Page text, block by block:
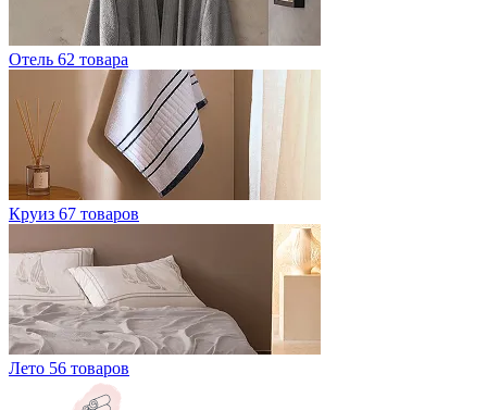
Отель 62 товара
Круиз 67 товаров
Лето 56 товаров